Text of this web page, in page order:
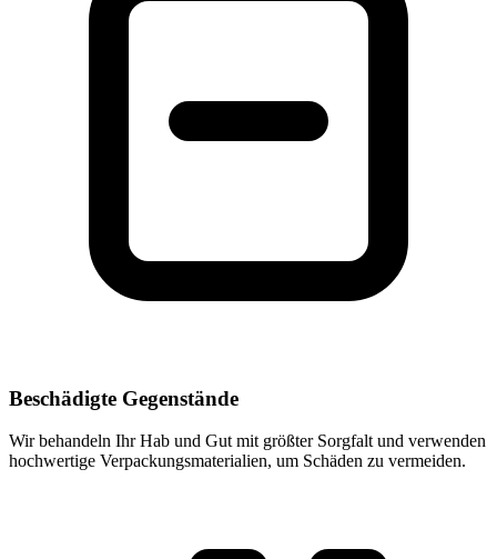
Beschädigte Gegenstände
Wir behandeln Ihr Hab und Gut mit größter Sorgfalt und verwenden
hochwertige Verpackungsmaterialien, um Schäden zu vermeiden.